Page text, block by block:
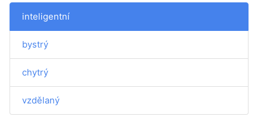
inteligentní
bystrý
chytrý
vzdělaný